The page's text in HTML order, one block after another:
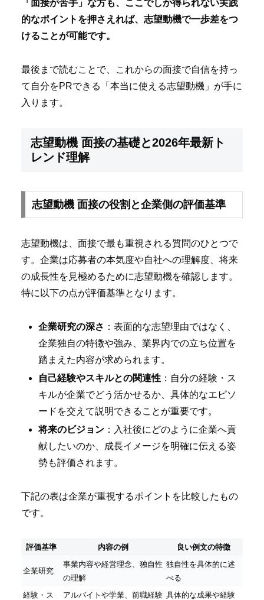
「面接が苦手」な方も、ここでしか得られない実践
的なポイントを押さえれば、志望動機で一歩差をつ
けることが可能です。
最後まで読むことで、これからの面接で自信を持っ
て自分をPRできる「本当に使える志望動機」が手に
入ります。
志望動機 面接の基礎と2026年最新ト
レンド理解
志望動機 面接の役割と企業側の評価基準
志望動機は、面接で最も重視される質問のひとつで
す。企業は応募者の本気度や自社への理解度、将来
の成長性を見極めるために志望動機を確認します。
特に以下の点が評価基準となります。
企業研究の深さ ：表面的な志望理由ではなく、
企業独自の特徴や強み、業界内での立ち位置を
踏まえた内容が求められます。
自己経験やスキルとの関連性 ：自分の経験・ス
キルが企業でどう活かせるか、具体的なエピソ
ードを交えて説明できることが重要です。
将来のビジョン ：入社後にどのように企業へ貢
献したいのか、成長イメージを明確に伝える姿
勢も評価されます。
下記の表は企業が重視するポイントを比較したもの
です。
評価基準 内容の例 良い例文の特徴
企業研究
事業内容や経営理念、独自性
の理解
独自性を具体的に述
べる
経験・ス
アルバイトや学業、前職経験 具体的な成果や経験